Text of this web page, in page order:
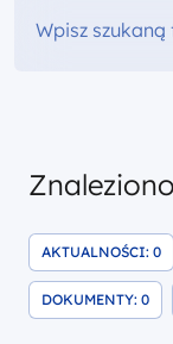
AKTUALNOŚCI: 0
DOKUMENTY: 0